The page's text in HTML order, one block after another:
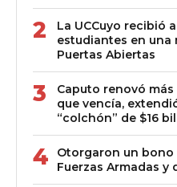
2
La UCCuyo recibió
estudiantes en una
Puertas Abiertas
3
Caputo renovó
que vencía,
“colchón” de $16
4
Otorgaron un bono
Fuerzas Armadas y